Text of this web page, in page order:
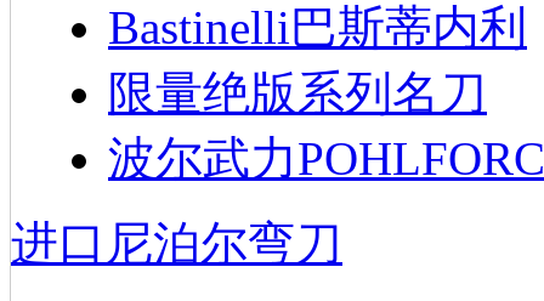
Bastinelli巴斯蒂内利
限量绝版系列名刀
波尔武力
进口尼泊尔弯刀